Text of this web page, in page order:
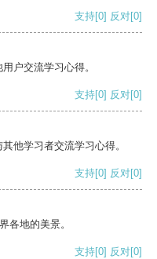
支持[0] 反对[0]
户交流学习心得。
支持[0] 反对[0]
他学习者交流学习心得。
支持[0] 反对[0]
各地的美景。
支持[0] 反对[0]